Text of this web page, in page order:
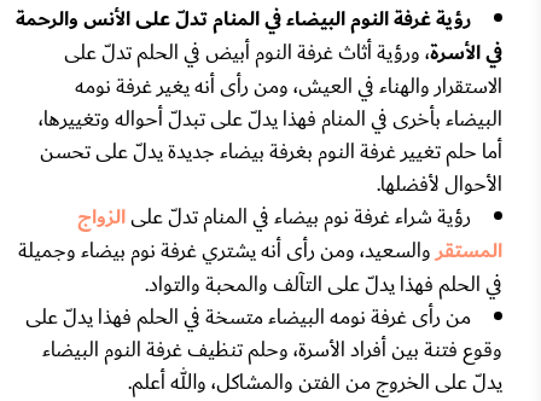
رؤية غرفة النوم البيضاء في المنام تدلّ على الأنس والرحمة
في الأسرة، ورؤية أثاث غرفة النوم أبيض في الحلم تدلّ على
الاستقرار والهناء في العيش، ومن رأى أنه يغير غرفة نومه
البيضاء بأخرى في المنام فهذا يدلّ على تبدلّ أحواله وتغييرها،
أما حلم تغيير غرفة النوم بغرفة بيضاء جديدة يدلّ على تحسن
الأحوال لأفضلها.
رؤية شراء غرفة نوم بيضاء في المنام تدلّ علىالزواج
المستقروالسعيد، ومن رأى أنه يشتري غرفة نوم بيضاء وجميلة
في الحلم فهذا يدلّ على التآلف والمحبة والتواد.
من رأى غرفة نومه البيضاء متسخة في الحلم فهذا يدلّ على
وقوع فتنة بين أفراد الأسرة، وحلم تنظيف غرفة النوم البيضاء
يدلّ على الخروج من الفتن والمشاكل، والله أعلم.